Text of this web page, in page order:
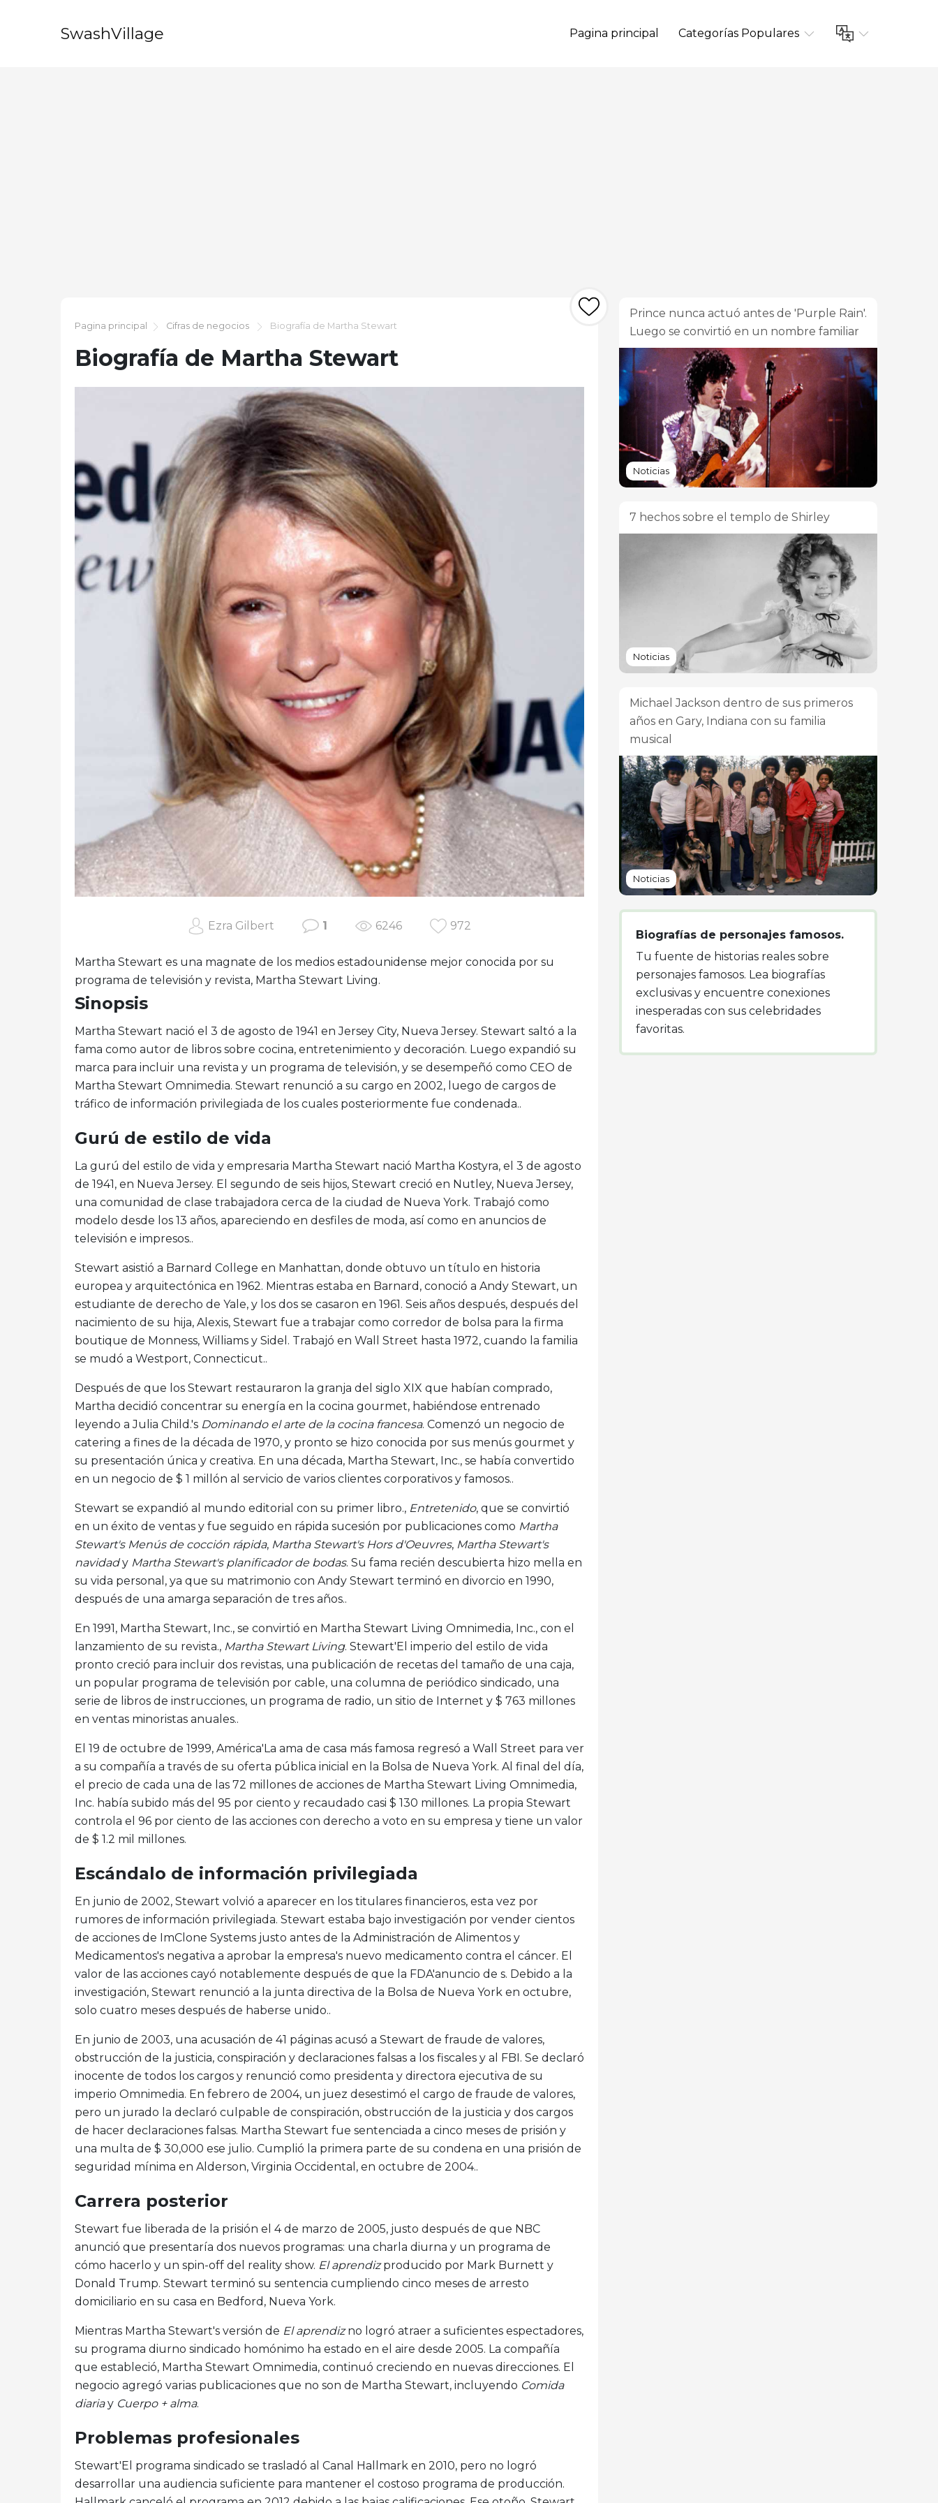
SwashVillage Pagina principal Categorías Populares
Pagina principal Cifras de negocios Biografía de Martha Stewart
Biografía de Martha Stewart
Ezra Gilbert 1 6246 972
Martha Stewart es una magnate de los medios estadounidense mejor conocida por su
programa de televisión y revista, Martha Stewart Living.
Sinopsis
Martha Stewart nació el 3 de agosto de 1941 en Jersey City, Nueva Jersey. Stewart saltó a la
fama como autor de libros sobre cocina, entretenimiento y decoración. Luego expandió su
marca para incluir una revista y un programa de televisión, y se desempeñó como CEO de
Martha Stewart Omnimedia. Stewart renunció a su cargo en 2002, luego de cargos de
tráfico de información privilegiada de los cuales posteriormente fue condenada..
Gurú de estilo de vida
La gurú del estilo de vida y empresaria Martha Stewart nació Martha Kostyra, el 3 de agosto
de 1941, en Nueva Jersey. El segundo de seis hijos, Stewart creció en Nutley, Nueva Jersey,
una comunidad de clase trabajadora cerca de la ciudad de Nueva York. Trabajó como
modelo desde los 13 años, apareciendo en desfiles de moda, así como en anuncios de
televisión e impresos..
Stewart asistió a Barnard College en Manhattan, donde obtuvo un título en historia
europea y arquitectónica en 1962. Mientras estaba en Barnard, conoció a Andy Stewart, un
estudiante de derecho de Yale, y los dos se casaron en 1961. Seis años después, después del
nacimiento de su hija, Alexis, Stewart fue a trabajar como corredor de bolsa para la firma
boutique de Monness, Williams y Sidel. Trabajó en Wall Street hasta 1972, cuando la familia
se mudó a Westport, Connecticut..
Después de que los Stewart restauraron la granja del siglo XIX que habían comprado,
Martha decidió concentrar su energía en la cocina gourmet, habiéndose entrenado
leyendo a Julia Child.'s Dominando el arte de la cocina francesa. Comenzó un negocio de
catering a fines de la década de 1970, y pronto se hizo conocida por sus menús gourmet y
su presentación única y creativa. En una década, Martha Stewart, Inc., se había convertido
en un negocio de $ 1 millón al servicio de varios clientes corporativos y famosos..
Stewart se expandió al mundo editorial con su primer libro., Entretenido, que se convirtió
en un éxito de ventas y fue seguido en rápida sucesión por publicaciones como Martha
Stewart's Menús de cocción rápida, Martha Stewart's Hors d'Oeuvres, Martha Stewart's
navidady Martha Stewart's planificador de bodas. Su fama recién descubierta hizo mella en
su vida personal, ya que su matrimonio con Andy Stewart terminó en divorcio en 1990,
después de una amarga separación de tres años..
En 1991, Martha Stewart, Inc., se convirtió en Martha Stewart Living Omnimedia, Inc., con el
lanzamiento de su revista., Martha Stewart Living. Stewart'El imperio del estilo de vida
pronto creció para incluir dos revistas, una publicación de recetas del tamaño de una caja,
un popular programa de televisión por cable, una columna de periódico sindicado, una
serie de libros de instrucciones, un programa de radio, un sitio de Internet y $ 763 millones
en ventas minoristas anuales..
El 19 de octubre de 1999, América'La ama de casa más famosa regresó a Wall Street para ver
a su compañía a través de su oferta pública inicial en la Bolsa de Nueva York. Al final del día,
el precio de cada una de las 72 millones de acciones de Martha Stewart Living Omnimedia,
Inc. había subido más del 95 por ciento y recaudado casi $ 130 millones. La propia Stewart
controla el 96 por ciento de las acciones con derecho a voto en su empresa y tiene un valor
de $ 1.2 mil millones.
Escándalo de información privilegiada
En junio de 2002, Stewart volvió a aparecer en los titulares financieros, esta vez por
rumores de información privilegiada. Stewart estaba bajo investigación por vender cientos
de acciones de ImClone Systems justo antes de la Administración de Alimentos y
Medicamentos's negativa a aprobar la empresa's nuevo medicamento contra el cáncer. El
valor de las acciones cayó notablemente después de que la FDA'anuncio de s. Debido a la
investigación, Stewart renunció a la junta directiva de la Bolsa de Nueva York en octubre,
solo cuatro meses después de haberse unido..
En junio de 2003, una acusación de 41 páginas acusó a Stewart de fraude de valores,
obstrucción de la justicia, conspiración y declaraciones falsas a los fiscales y al FBI. Se declaró
inocente de todos los cargos y renunció como presidenta y directora ejecutiva de su
imperio Omnimedia. En febrero de 2004, un juez desestimó el cargo de fraude de valores,
pero un jurado la declaró culpable de conspiración, obstrucción de la justicia y dos cargos
de hacer declaraciones falsas. Martha Stewart fue sentenciada a cinco meses de prisión y
una multa de $ 30,000 ese julio. Cumplió la primera parte de su condena en una prisión de
seguridad mínima en Alderson, Virginia Occidental, en octubre de 2004..
Carrera posterior
Stewart fue liberada de la prisión el 4 de marzo de 2005, justo después de que NBC
anunció que presentaría dos nuevos programas: una charla diurna y un programa de
cómo hacerlo y un spin-off del reality show. El aprendizproducido por Mark Burnett y
Donald Trump. Stewart terminó su sentencia cumpliendo cinco meses de arresto
domiciliario en su casa en Bedford, Nueva York.
Mientras Martha Stewart's versión de El aprendizno logró atraer a suficientes espectadores,
su programa diurno sindicado homónimo ha estado en el aire desde 2005. La compañía
que estableció, Martha Stewart Omnimedia, continuó creciendo en nuevas direcciones. El
negocio agregó varias publicaciones que no son de Martha Stewart, incluyendo Comida
diariay Cuerpo + alma.
Problemas profesionales
Stewart'El programa sindicado se trasladó al Canal Hallmark en 2010, pero no logró
desarrollar una audiencia suficiente para mantener el costoso programa de producción.
Prince nunca actuó antes de 'Purple Rain'.
Luego se convirtió en un nombre familiar
Noticias
7 hechos sobre el templo de Shirley
Noticias
Michael Jackson dentro de sus primeros
años en Gary, Indiana con su familia
musical
Noticias
Biografías de personajes famosos.
Tu fuente de historias reales sobre
personajes famosos. Lea biografías
exclusivas y encuentre conexiones
inesperadas con sus celebridades
favoritas.